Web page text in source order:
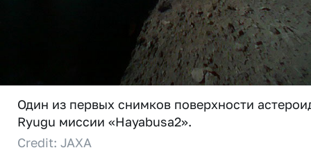
Один из первых снимков поверхности
Ryugu миссии «Hayabusa2».
Credit: JAXA